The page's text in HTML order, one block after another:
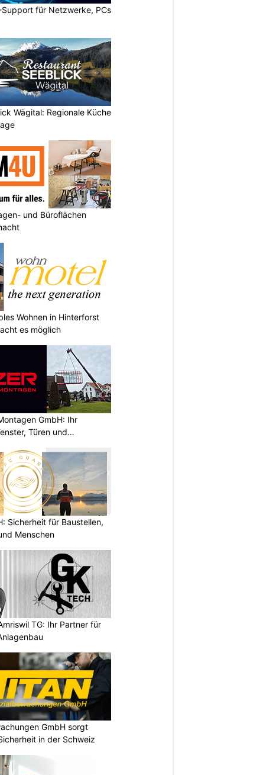
Support für Netzwerke, PCs
Wägital: Regionale Küche
und Büroflächen
Wohnen in Hinterforst
es möglich
GmbH: Ihr
Türen und
Sicherheit für Baustellen,
Menschen
TG: Ihr Partner für
GmbH sorgt
in der Schweiz